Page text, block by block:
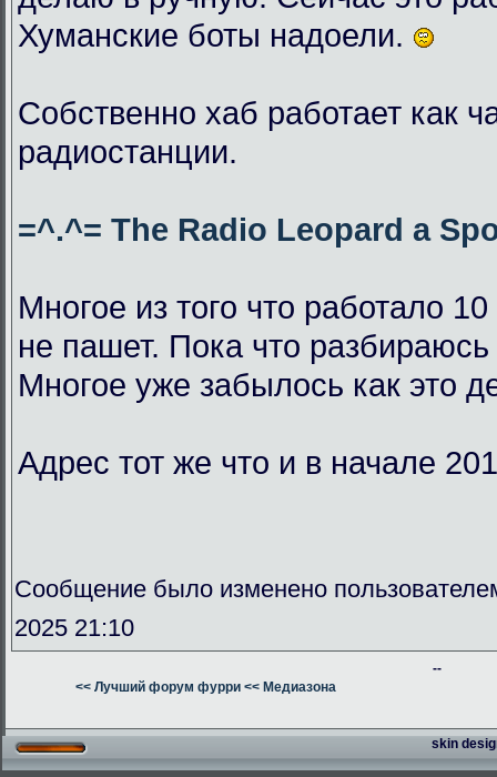
Хуманские боты надоели.
Собственно хаб работает как
радиостанции.
=^.^= The Radio Leopard a
Многое из того что работало
не пашет. Пока что
Многое уже забылось как это
Адрес тот же что и в начале
Сообщение было изменено
2025 21:10
--
<< Лучший форум фурри << Медиазона
skin